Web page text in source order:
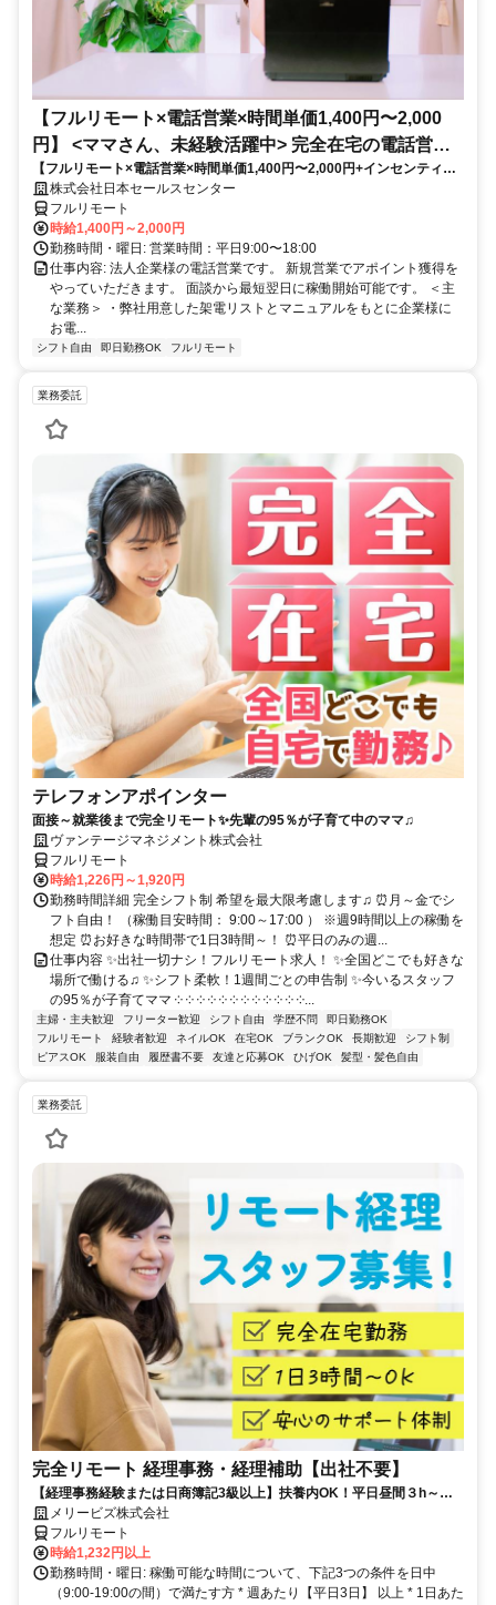
【フルリモート×電話営業×時間単価1,400円〜2,000
円】 <ママさん、未経験活躍中> 完全在宅の電話営業
で家庭と仕事の両立を実現
【フルリモート×電話営業×時間単価1,400円〜2,000円+インセンティブ
あり】 ＜ママさん、未経験活躍中＞ 完全在宅の電話営業で家庭と仕事の
両立を実現
株式会社日本セールスセンター
フルリモート
時給1,400円～2,000円
勤務時間・曜日: 営業時間：平日9:00〜18:00
仕事内容: 法人企業様の電話営業です。 新規営業でアポイント獲得を
やっていただきます。 面談から最短翌日に稼働開始可能です。 ＜主
な業務＞ ・弊社用意した架電リストとマニュアルをもとに企業様に
お電...
シフト自由 即日勤務OK フルリモート
業務委託
テレフォンアポインター
面接～就業後まで完全リモート✨先輩の95％が子育て中のママ♫
ヴァンテージマネジメント株式会社
フルリモート
時給1,226円～1,920円
勤務時間詳細 完全シフト制 希望を最大限考慮します♫ ⏰月～金でシ
フト自由！ （稼働目安時間： 9:00～17:00 ） ※週9時間以上の稼働を
想定 ⏰お好きな時間帯で1日3時間～！ ⏰平日のみの週...
仕事内容 ✨出社一切ナシ！フルリモート求人！ ✨全国どこでも好きな
場所で働ける♫ ✨シフト柔軟！1週間ごとの申告制 ✨今いるスタッフ
の95％が子育てママ ༶ ༶ ༶ ༶ ༶ ༶ ༶ ༶ ༶ ༶ ༶ ༶...
主婦・主夫歓迎 フリーター歓迎 シフト自由 学歴不問
即日勤務OK
フルリモート
経験者歓迎 ネイルOK 在宅OK ブランクOK 長期歓迎
シフト制
ピアスOK
服装自由 履歴書不要 友達と応募OK ひげOK 髪型・髪色自由
業務委託
完全リモート 経理事務・経理補助【出社不要】
【経理事務経験または日商簿記3級以上】扶養内OK！平日昼間３h～。
完全在宅で育児・介護中の方も大歓迎♪
メリービズ株式会社
フルリモート
時給1,232円以上
勤務時間・曜日: 稼働可能な時間について、下記3つの条件を日中
（9:00-19:00の間）で満たす方 * 週あたり【平日3日】 以上 * 1日あた